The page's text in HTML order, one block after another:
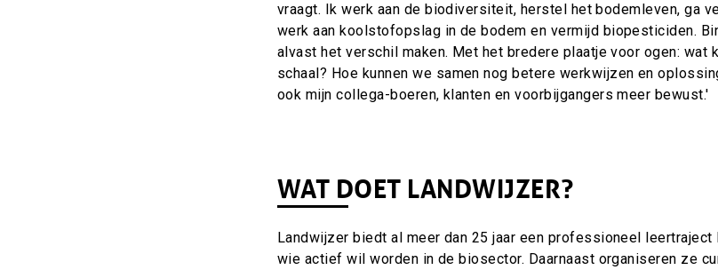
vraagt. Ik werk aan de biodiversiteit, herstel het bodemleven, ga
werk aan koolstofopslag in de bodem en vermijd biopesticiden.
alvast het verschil maken. Met het bredere plaatje voor ogen: wat
schaal? Hoe kunnen we samen nog betere werkwijzen en
ook mijn collega-boeren, klanten en voorbijgangers meer bewust.'
WAT DOET LANDWIJZER?
Landwijzer biedt al meer dan 25 jaar een professioneel leertraject
wie actief wil worden in de biosector. Daarnaast organiseren ze